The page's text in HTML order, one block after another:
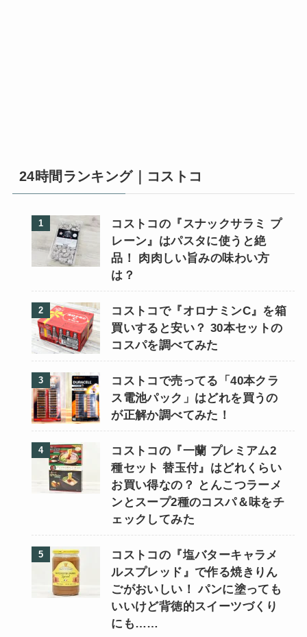
24時間ランキング｜コストコ
コストコの『スナックサラミ プ
レーン』はパスタに使うと絶
品！ 肉肉しい旨みの味わい方
は？
コストコで『オロナミンC』を箱
買いすると安い？ 30本セットの
コスパを調べてみた
コストコで売ってる「40本クラ
ス電池パック」はどれを買うの
が正解か調べてみた！
コストコの『一蘭 プレミアム2
種セット 替玉付』はどれくらい
お買い得なの？ とんこつラーメ
ンとスープ2種のコスパ＆味をチ
ェックしてみた
コストコの『塩バターキャラメ
ルスプレッド』で作る焼きりん
ごがおいしい！ パンに塗っても
いいけど背徳的スイーツづくり
にも……